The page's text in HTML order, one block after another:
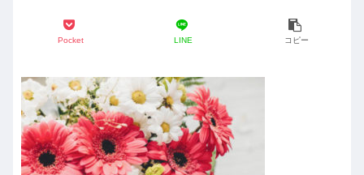
Pocket LINE コピー